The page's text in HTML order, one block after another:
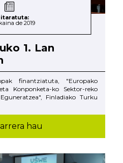
de 2019
1. Lan
finantziatuta, "Europako
Konponketa-ko Sektor-reko
Finladiako Turku
hau